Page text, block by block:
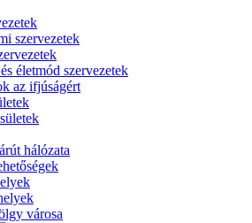
szervezetek
életmód szervezetek
az ifjúságért
hálózata
városa